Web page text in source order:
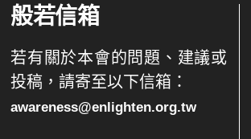
般若信箱
若有關於本會的問題、建議或
投稿，請寄至以下信箱：
awareness@enlighten.org.tw